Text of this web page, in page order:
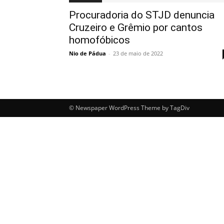
Procuradoria do STJD denuncia
Cruzeiro e Grêmio por cantos
homofóbicos
Nio de Pádua - 23 de maio de 2022
© Newspaper WordPress Theme by TagDiv